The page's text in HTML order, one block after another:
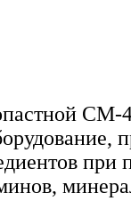
СМ-
при